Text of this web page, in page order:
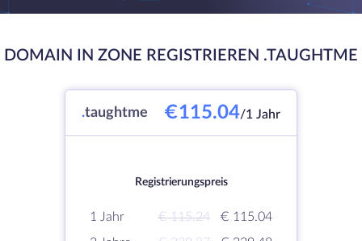
DOMAIN IN ZONE REGISTRIEREN .TAUGHTME
.taughtme €115.04/1 Jahr
Registrierungspreis
1 Jahr € 115.24
€ 115.04